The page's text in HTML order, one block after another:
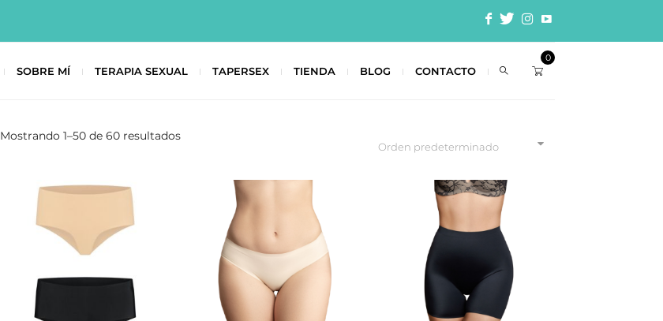
SOBRE MÍ TERAPIA SEXUAL TAPERSEX TIENDA BLOG CONTACTO
0
Mostrando 1–50 de 60 resultados